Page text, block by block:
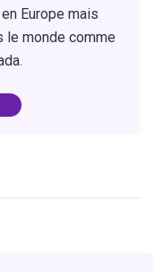
Europe mais
le monde comme